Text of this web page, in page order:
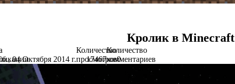
Кролик в Minecraft
04 Октября 2014 г.
Количество
просмотров
17467
Количество
комментариев
0